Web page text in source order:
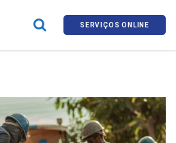
SERVIÇOS ONLINE